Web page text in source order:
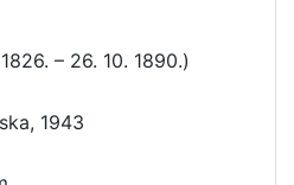
– 26. 10. 1890.)
1943